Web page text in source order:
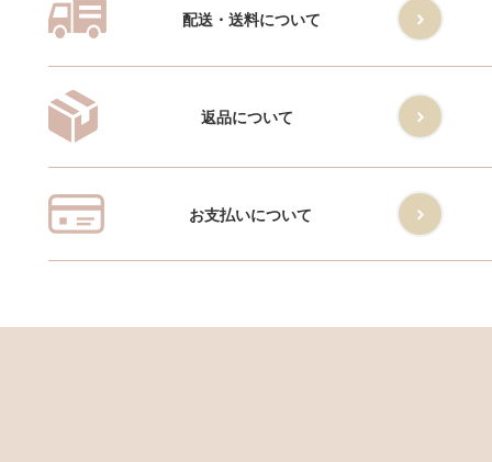
配送・送料について
返品について
お支払いについて